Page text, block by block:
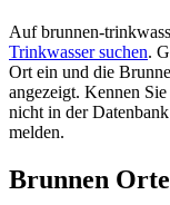
Auf brunnen-
Trinkwasser suchen.
Ort ein und die
angezeigt. Kennen
nicht in der
melden.
Brunnen